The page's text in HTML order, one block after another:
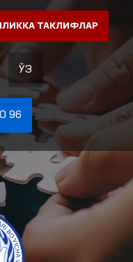
ТАКЛИФЛАР
ЎЗ
96